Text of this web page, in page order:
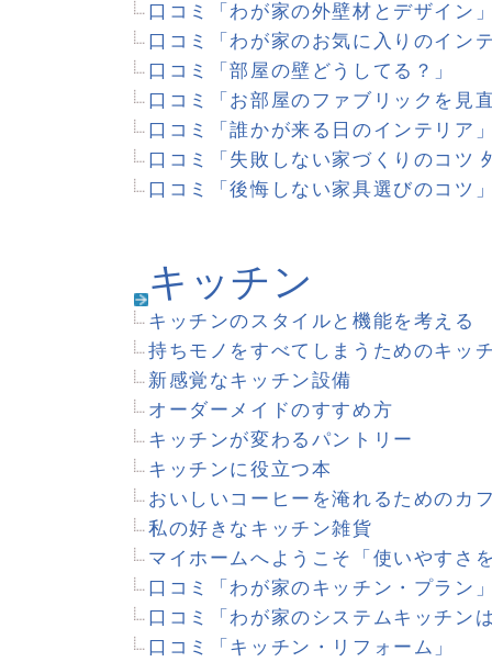
バス・トイレ
在来工法、ユニット、どちらでつくる？
洗面室の理想と現実と解決アイデア
バリアフリー・トイレをつくる
リラクゼーションバスルーム
洗面室のプチアイデア
マイホームへようこそ「安心の老後を見据えた終の棲家
口コミ「あなたなら洗面室をどこに置く？」
口コミ「失敗しない家づくりのコツ バス＆サニタリー
省エネ・太陽光
「太陽光発電のある」家
あなたの家は高断熱？
エコな設備 わが家の選択
口コミ「この太陽光発電を選んだ理由」
口コミ「エコな暮らし、エコな住まい」
その他設備・家電
「防音室のある」家
「ホームシアターのある」家
「薪ストーブのある」家
口コミ「自分で見つけた特別仕様」
口コミ「施主支給したものと注意点」